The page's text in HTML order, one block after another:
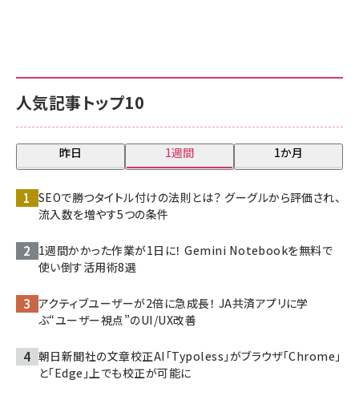
人気記事トップ10
昨日 1週間 1か月
SEOで勝つタイトル付けの法則とは？ グーグルから評価され、
流入数を増やす5つの条件
1週間かかった作業が1日に！ Gemini Notebookを無料で
使い倒す活用術8選
アクティブユーザーが2倍に急成長！ JA共済アプリに学
ぶ“ユーザー視点”のUI/UX改善
朝日新聞社の文章校正AI「Typoless」がブラウザ「Chrome」
と「Edge」上でも校正が可能に